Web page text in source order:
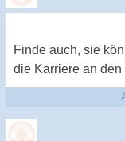
Finde auch, sie
die Karriere an